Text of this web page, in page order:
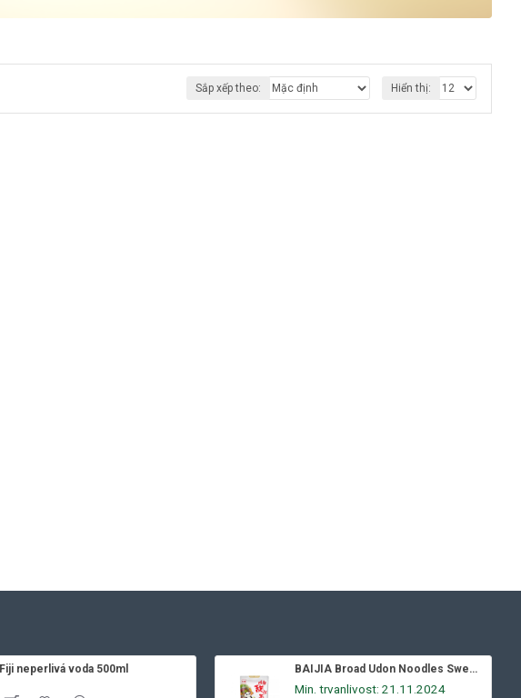
Sắp xếp theo: Hiển thị:
Fiji neperlivá voda 500ml BAIJIA Broad Udon Noodles Sweet & Spicy 270g
Min. trvanlivost: 21.11.2024